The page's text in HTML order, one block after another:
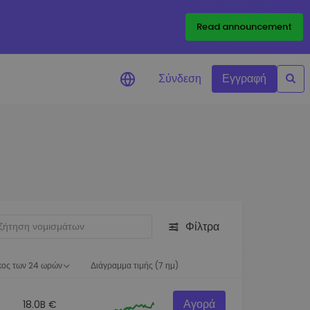
Read announcement
Σύνδεση Εγγραφή
Φίλτρα
των 24 ωρών Διάγραμμα τιμής (7 ημ)
18.0B € Αγορά